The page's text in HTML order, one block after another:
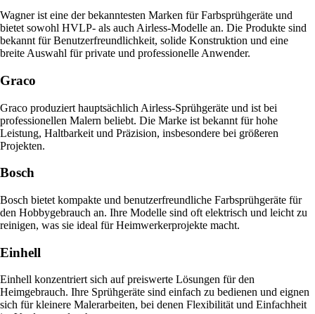
Wagner ist eine der bekanntesten Marken für Farbsprühgeräte und
bietet sowohl HVLP- als auch Airless-Modelle an. Die Produkte sind
bekannt für Benutzerfreundlichkeit, solide Konstruktion und eine
breite Auswahl für private und professionelle Anwender.
Graco
Graco produziert hauptsächlich Airless-Sprühgeräte und ist bei
professionellen Malern beliebt. Die Marke ist bekannt für hohe
Leistung, Haltbarkeit und Präzision, insbesondere bei größeren
Projekten.
Bosch
Bosch bietet kompakte und benutzerfreundliche Farbsprühgeräte für
den Hobbygebrauch an. Ihre Modelle sind oft elektrisch und leicht zu
reinigen, was sie ideal für Heimwerkerprojekte macht.
Einhell
Einhell konzentriert sich auf preiswerte Lösungen für den
Heimgebrauch. Ihre Sprühgeräte sind einfach zu bedienen und eignen
sich für kleinere Malerarbeiten, bei denen Flexibilität und Einfachheit